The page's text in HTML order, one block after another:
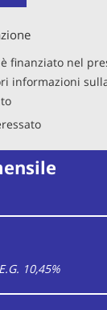
finanziato nel
informazioni
10,45%